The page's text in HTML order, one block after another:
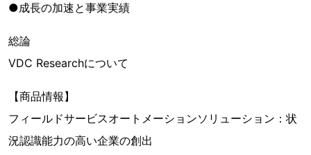
●成長の加速と事業実績
総論
VDC Researchについて
【商品情報】
フィールドサービスオートメーションソリューション：状
況認識能力の高い企業の創出